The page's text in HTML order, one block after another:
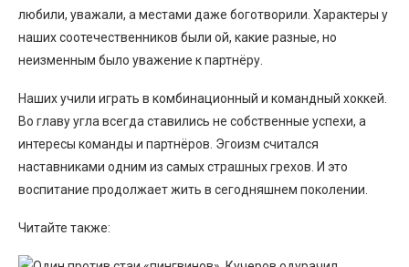
любили, уважали, а местами даже боготворили. Характеры у
наших соотечественников были ой, какие разные, но
неизменным было уважение к партнёру.
Наших учили играть в комбинационный и командный хоккей.
Во главу угла всегда ставились не собственные успехи, а
интересы команды и партнёров. Эгоизм считался
наставниками одним из самых страшных грехов. И это
воспитание продолжает жить в сегодняшнем поколении.
Читайте также: